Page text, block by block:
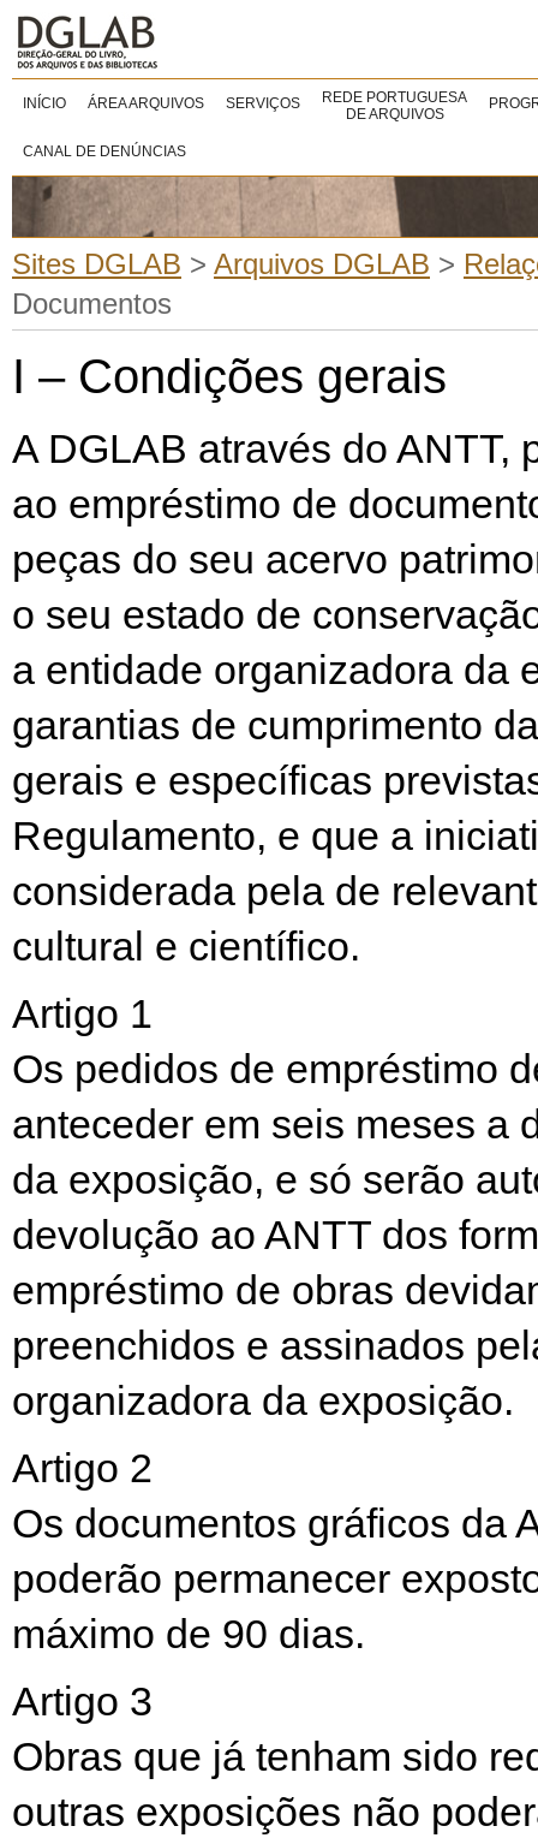
INÍCIO ÁREA ARQUIVOS SERVIÇOS
REDE PORTUGUESA
DE ARQUIVOS
CANAL DE DENÚNCIAS
Sites DGLAB > Arquivos DGLAB >
Documentos
I – Condições gerais
A DGLAB através do ANTT,
ao empréstimo de
peças do seu acervo
o seu estado de
a entidade organizadora da
garantias de cumprimento
gerais e específicas
Regulamento, e que a
considerada pela de
cultural e científico.
Artigo 1
Os pedidos de empréstimo
anteceder em seis meses a
da exposição, e só serão
devolução ao ANTT dos
empréstimo de obras
preenchidos e assinados
organizadora da exposição.
Artigo 2
Os documentos gráficos da
poderão permanecer
máximo de 90 dias.
Artigo 3
Obras que já tenham sido
outras exposições não